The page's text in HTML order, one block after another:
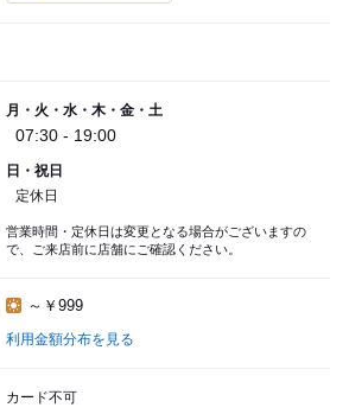
月・火・水・木・金・土
07:30 - 19:00
日・祝日
定休日
営業時間・定休日は変更となる場合がございますの
で、ご来店前に店舗にご確認ください。
～￥999
利用金額分布を見る
カード不可